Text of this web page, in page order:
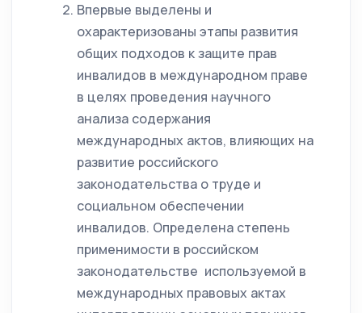
Впервые выделены и
охарактеризованы этапы развития
общих подходов к защите прав
инвалидов в международном праве
в целях проведения научного
анализа содержания
международных актов, влияющих на
развитие российского
законодательства о труде и
социальном обеспечении
инвалидов. Определена степень
применимости в российском
законодательстве используемой в
международных правовых актах